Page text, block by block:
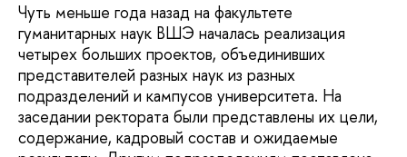
Чуть меньше года назад на факультете
гуманитарных наук ВШЭ началась реализация
четырех больших проектов, объединивших
представителей разных наук из разных
подразделений и кампусов университета. На
заседании ректората были представлены их цели,
содержание, кадровый состав и ожидаемые